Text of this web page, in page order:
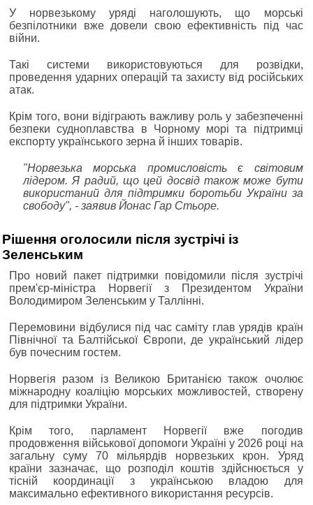
У норвезькому уряді наголошують, що морські
безпілотники вже довели свою ефективність під час
війни.
Такі системи використовуються для розвідки,
проведення ударних операцій та захисту від російських
атак.
Крім того, вони відіграють важливу роль у забезпеченні
безпеки судноплавства в Чорному морі та підтримці
експорту українського зерна й інших товарів.
"Норвезька морська промисловість є світовим
лідером. Я радий, що цей досвід також може бути
використаний для підтримки боротьби України за
свободу", - заявив Йонас Гар Стьоре.
Рішення оголосили після зустрічі із
Зеленським
Про новий пакет підтримки повідомили після зустрічі
прем'єр-міністра Норвегії з Президентом України
Володимиром Зеленським у Таллінні.
Перемовини відбулися під час саміту глав урядів країн
Північної та Балтійської Європи, де український лідер
був почесним гостем.
Норвегія разом із Великою Британією також очолює
міжнародну коаліцію морських можливостей, створену
для підтримки України.
Крім того, парламент Норвегії вже погодив
продовження військової допомоги Україні у 2026 році на
загальну суму 70 мільярдів норвезьких крон. Уряд
країни зазначає, що розподіл коштів здійснюється у
тісній координації з українською владою для
максимально ефективного використання ресурсів.